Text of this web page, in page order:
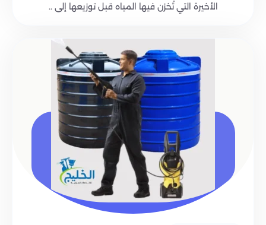
الأخيرة التي تُخزن فيها المياه قبل توزيعها إلى ..